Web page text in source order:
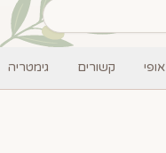
אופי קשורים גימטריה